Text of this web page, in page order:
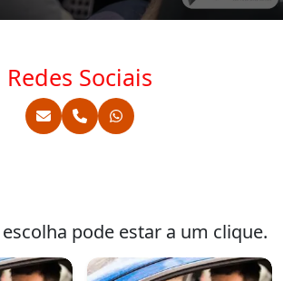
Redes Sociais
pode estar a um clique.